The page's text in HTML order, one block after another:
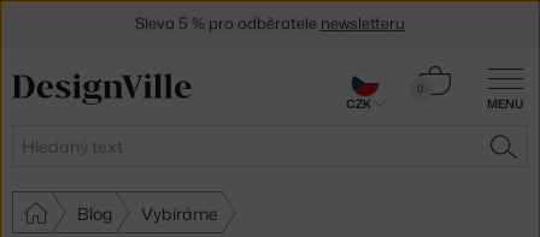
MENU
Hledat
0
Košík
Blog Vybíráme
Sleva 5 % pro odběratele newsletteru
CZK